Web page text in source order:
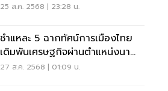
25 ส.ค. 2568 | 23:28 น.
ชำแหละ 5 ฉากทัศน์การเมืองไทย
เดิมพันเศรษฐกิจผ่านตำแหน่งนา
ยกฯ
27 ส.ค. 2568 | 01:09 น.